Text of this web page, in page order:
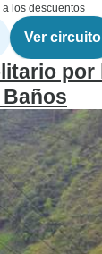
los descuentos
Ver circuito
por